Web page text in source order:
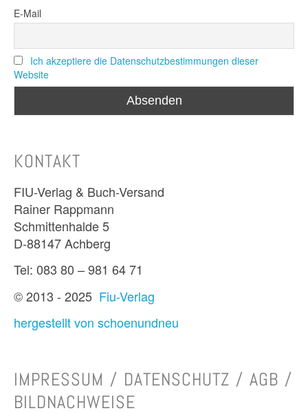
E-Mail
Ich akzeptiere die Datenschutzbestimmungen dieser
Website
KONTAKT
FIU-Verlag & Buch-Versand
Rainer Rappmann
Schmittenhalde 5
D-88147 Achberg
Tel: 083 80 – 981 64 71
© 2013 - 2025 Fiu-Verlag
hergestellt von schoenundneu
IMPRESSUM / DATENSCHUTZ / AGB /
BILDNACHWEISE